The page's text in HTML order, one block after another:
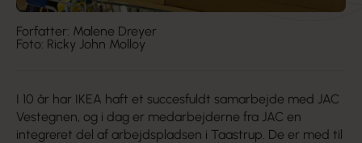
Forfatter: Malene Dreyer
Foto: Ricky John Molloy
I 10 år har IKEA haft et succesfuldt samarbejde med JAC
Vestegnen, og i dag er medarbejderne fra JAC en
integreret del af arbejdspladsen i Taastrup. De er med til